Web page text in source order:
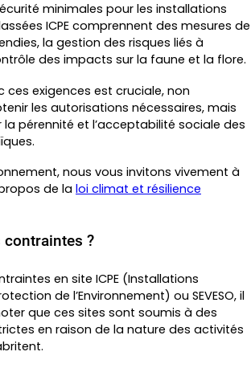
minimales pour les installations
ICPE comprennent des mesures de
la gestion des risques liés à
des impacts sur la faune et la flore.
ces exigences est cruciale, non
les autorisations nécessaires, mais
pérennité et l’acceptabilité sociale des
nous vous invitons vivement à
de la loi climat et résilience
contraintes ?
en site ICPE (Installations
de l’Environnement) ou SEVESO, il
que ces sites sont soumis à des
en raison de la nature des activités